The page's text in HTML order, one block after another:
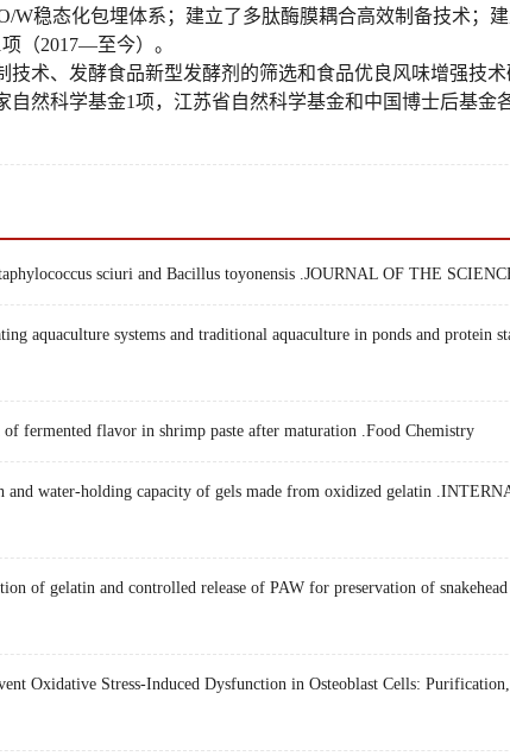
W稳态化包埋体系；建立了多肽酶膜耦合高效制备技术；
项（2017—至今）。
术、发酵食品新型发酵剂的筛选和食品优良风味增强技
自然科学基金1项，江苏省自然科学基金和中国博士后基金
sciuri and Bacillus toyonensis .JOURNAL OF THE
aquaculture systems and traditional aquaculture in ponds and protein
fermented flavor in shrimp paste after maturation .Food Chemistry
and water-holding capacity of gels made from oxidized gelatin
of gelatin and controlled release of PAW for preservation of
Oxidative Stress-Induced Dysfunction in Osteoblast Cells: